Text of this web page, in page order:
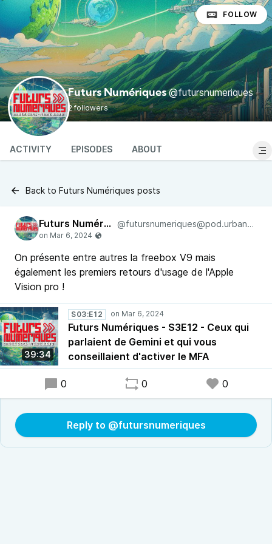
Futurs Numériques @futursnumeriques
2 followers
FOLLOW
ACTIVITY EPISODES ABOUT
Back to Futurs Numériques posts
Futurs Numériques @futursnumeriques@pod.urban-radio.com
On présente entre autres la freebox V9 mais
également les premiers retours d'usage de l'Apple
Vision pro !
39:34
S03:E12
Futurs Numériques - S3E12 - Ceux qui
parlaient de Gemini et qui vous
conseillaient d'activer le MFA
0 0 0
Reply to @futursnumeriques